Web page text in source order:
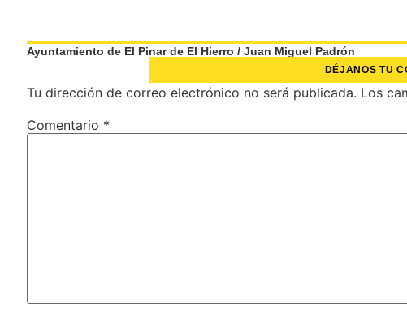
Ayuntamiento de El Pinar de El Hierro / Juan Miguel Padrón
DÉJANOS TU
Tu dirección de correo electrónico no será publicada. Los
Comentario *